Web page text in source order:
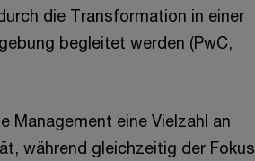
die Transformation in einer
begleitet werden (PwC,
Management eine Vielzahl an
während gleichzeitig der Fokus